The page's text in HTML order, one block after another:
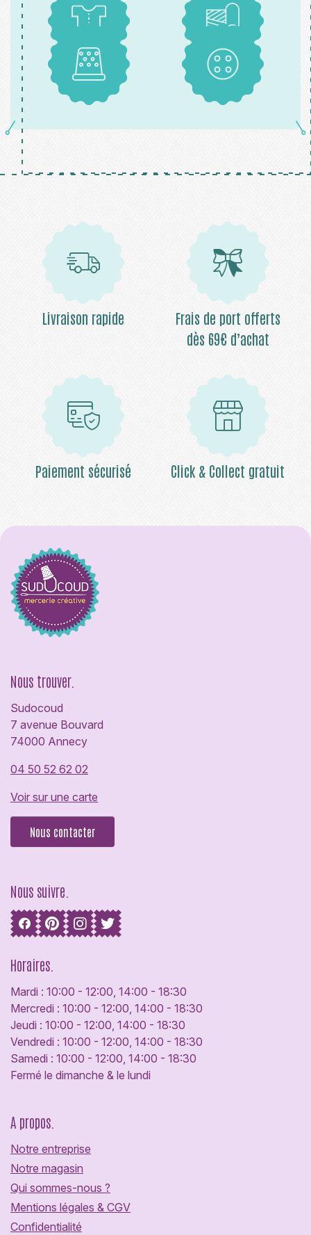
Patrons Tissus
Mercerie Boutons
Livraison rapide
Frais de port offerts
dès 69€ d’achat
Paiement sécurisé Click & Collect gratuit
Nous trouver.
Sudocoud
7 avenue Bouvard
74000 Annecy
04 50 52 62 02
Voir sur une carte
Nous contacter
Nous suivre.
Horaires.
Mardi : 10:00 - 12:00, 14:00 - 18:30
Mercredi : 10:00 - 12:00, 14:00 - 18:30
Jeudi : 10:00 - 12:00, 14:00 - 18:30
Vendredi : 10:00 - 12:00, 14:00 - 18:30
Samedi : 10:00 - 12:00, 14:00 - 18:30
Fermé le dimanche & le lundi
A propos.
Notre entreprise
Notre magasin
Qui sommes-nous ?
Mentions légales & CGV
Confidentialité